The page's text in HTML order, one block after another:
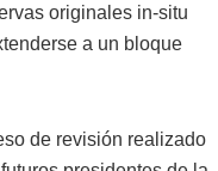
originales in-situ
a un bloque
de revisión realizado